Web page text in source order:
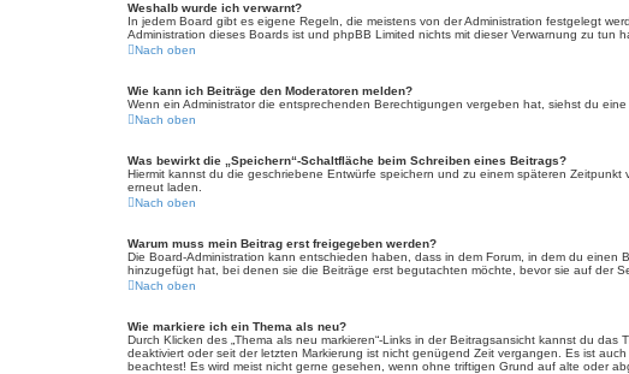
Weshalb wurde ich verwarnt?
In jedem Board gibt es eigene Regeln, die meistens von der Administration festgelegt
Administration dieses Boards ist und phpBB Limited nichts mit dieser Verwarnung zu tun
Nach oben
Wie kann ich Beiträge den Moderatoren melden?
Wenn ein Administrator die entsprechenden Berechtigungen vergeben hat, siehst du
Nach oben
Was bewirkt die „Speichern“-Schaltfläche beim Schreiben eines Beitrags?
Hiermit kannst du die geschriebene Entwürfe speichern und zu einem späteren
erneut laden.
Nach oben
Warum muss mein Beitrag erst freigegeben werden?
Die Board-Administration kann entschieden haben, dass in dem Forum, in dem du
hinzugefügt hat, bei denen sie die Beiträge erst begutachten möchte, bevor sie auf der
Nach oben
Wie markiere ich ein Thema als neu?
Durch Klicken des „Thema als neu markieren“-Links in der Beitragsansicht kannst du
deaktiviert oder seit der letzten Markierung ist nicht genügend Zeit vergangen. Es ist
beachtest! Es wird meist nicht gerne gesehen, wenn ohne triftigen Grund auf alte oder